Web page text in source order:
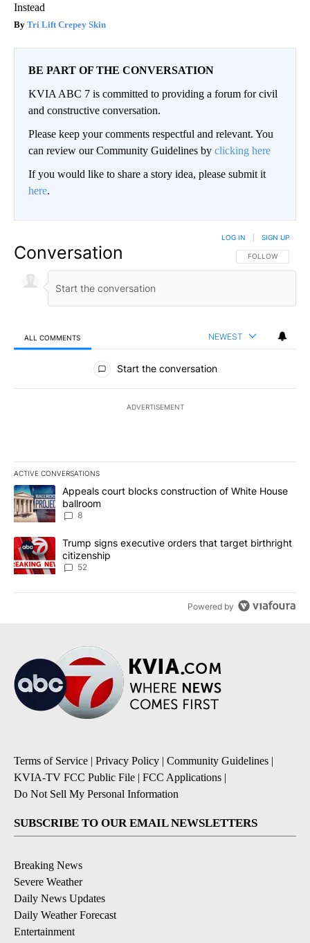
Instead
Tri Lift Crepey Skin
BE PART OF THE CONVERSATION
KVIA ABC 7 is committed to providing a forum for civil
and constructive conversation.
Please keep your comments respectful and relevant. You
can review our Community Guidelines by clicking here
If you would like to share a story idea, please submit it
here.
Conversation FOLLOW THIS
FOLLOW
LOG IN SIGN UP
ALL COMMENTS NEWEST
All Comments
Start the conversation
ADVERTISEMENT
ACTIVE CONVERSATIONS
The following is a list of the most commented articles in the last
A trending article titled "Appeals court blocks construction of
Appeals court blocks construction of White House
ballroom
8
A trending article titled "Trump signs executive orders that
Trump signs executive orders that target birthright
citizenship
52
Powered by
Terms of Service | Privacy Policy | Community Guidelines |
KVIA-TV FCC Public File | FCC Applications |
Do Not Sell My Personal Information
SUBSCRIBE TO OUR EMAIL NEWSLETTERS
Breaking News
Severe Weather
Daily News Updates
Daily Weather Forecast
Entertainment